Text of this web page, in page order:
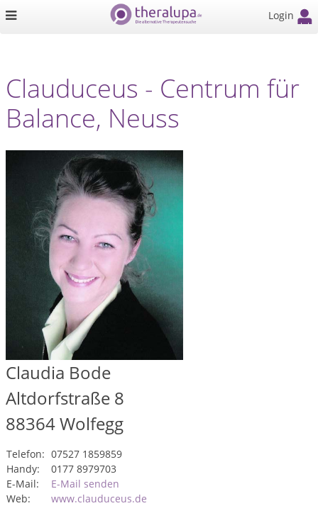
Login
Clauduceus - Centrum für
Balance, Neuss
Claudia Bode
Altdorfstraße 8
88364Wolfegg
Telefon: 07527 1859859
Handy:
0177 8979703
E-Mail:
E-Mail senden
Web:
www.clauduceus.de